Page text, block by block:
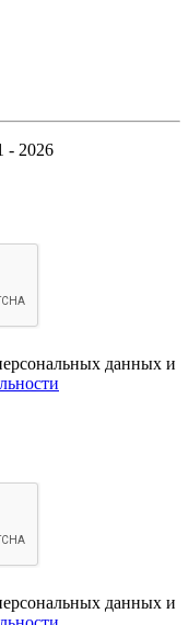
- 2026
данных и
данных и